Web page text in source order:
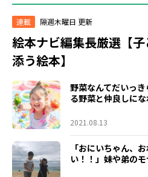
連載 隔週木曜日 更新
絵本ナビ編集長厳選【
添う絵本】
野菜なんてだいっ
る野菜と仲良しに
2021.08.13
「おにいちゃん、
い！！」妹や弟の